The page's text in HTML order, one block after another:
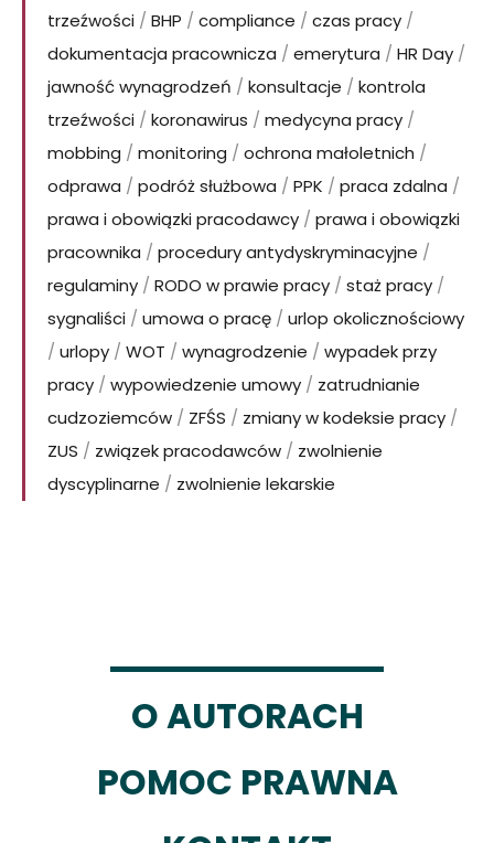
trzeźwości / BHP / compliance / czas pracy /
dokumentacja pracownicza / emerytura / HR Day /
jawność wynagrodzeń / konsultacje / kontrola
trzeźwości / koronawirus / medycyna pracy /
mobbing / monitoring / ochrona małoletnich /
odprawa / podróż służbowa / PPK / praca zdalna /
prawa i obowiązki pracodawcy / prawa i obowiązki
pracownika / procedury antydyskryminacyjne /
regulaminy / RODO w prawie pracy / staż pracy /
sygnaliści / umowa o pracę / urlop okolicznościowy
/ urlopy / WOT / wynagrodzenie / wypadek przy
pracy / wypowiedzenie umowy / zatrudnianie
cudzoziemców / ZFŚS / zmiany w kodeksie pracy /
ZUS / związek pracodawców / zwolnienie
dyscyplinarne / zwolnienie lekarskie
O AUTORACH
POMOC PRAWNA